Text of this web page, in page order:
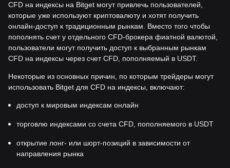
CFD на индексы на Bitget могут привлечь пользователей,
которые уже используют криптовалюту и хотят получить
онлайн-доступ к традиционным рынкам. Вместо того чтобы
пополнять счет у отдельного CFD-брокера фиатной валютой,
пользователи могут получить доступ к выбранным рынкам
CFD на индексы через счет CFD, пополняемый в USDT.
Некоторые из основных причин, по которым трейдеры могут
использовать Bitget для CFD на индексы, включают:
доступ к мировым индексам онлайн
торговлю индексами со счета CFD, пополняемого в USDT
открытие лонг- или шорт-позиций в зависимости от
направления рынка